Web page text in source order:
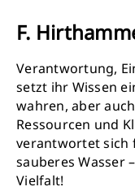
F.
Verantwortung,
setzt ihr Wissen
wahren, aber
Ressourcen und
verantwortet sich
sauberes Wasser
Vielfalt!